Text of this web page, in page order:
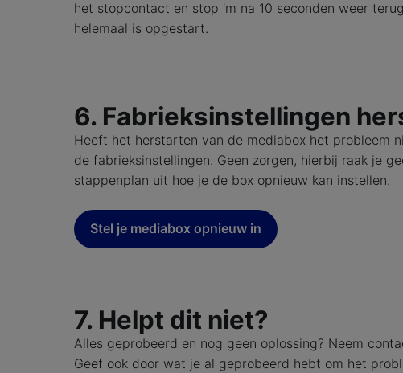
het stopcontact en stop 'm na 10 seconden weer
helemaal is opgestart.
6. Fabrieksinstellingen
Heeft het herstarten van de mediabox het probleem
de fabrieksinstellingen. Geen zorgen, hierbij raak je
stappenplan uit hoe je de box opnieuw kan instellen.
Stel je mediabox opnieuw in
7. Helpt dit niet?
Alles geprobeerd en nog geen oplossing? Neem
Geef ook door wat je al geprobeerd hebt om het